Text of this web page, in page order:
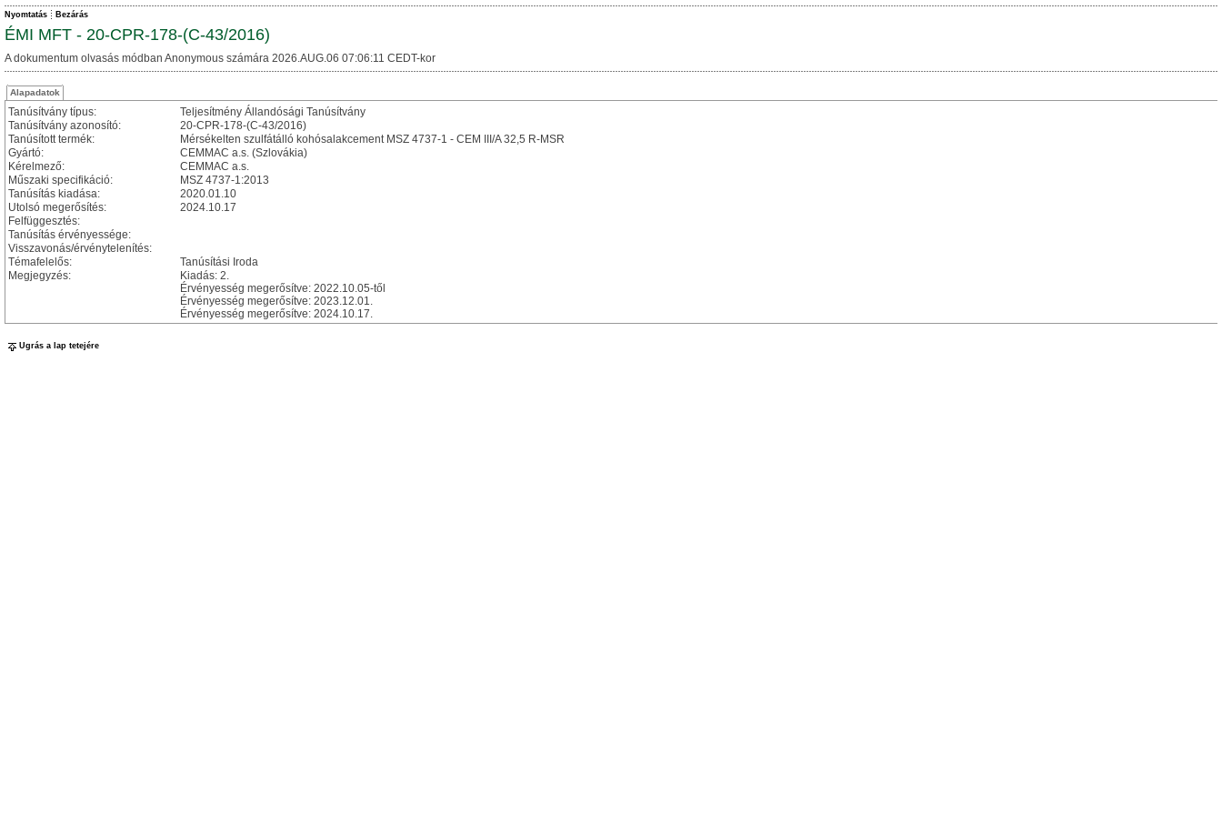
Nyomtatás Bezárás
ÉMI MFT - 20-CPR-178-(C-43/2016)
A dokumentum olvasás módban Anonymous számára 2026.AUG.06 07:06:11 CEDT-kor
Alapadatok
Tanúsítvány típus:
Teljesítmény Állandósági Tanúsítvány
Tanúsítvány azonosító:
20-CPR-178-(C-43/2016)
Tanúsított termék:
Mérsékelten szulfátálló kohósalakcement MSZ 4737-1 - CEM III/A 32,5 R-MSR
Gyártó:
CEMMAC a.s. (Szlovákia)
Kérelmező:
CEMMAC a.s.
Műszaki specifikáció:
MSZ 4737-1:2013
Tanúsítás kiadása:
2020.01.10
Utolsó megerősítés:
2024.10.17
Felfüggesztés:
Tanúsítás érvényessége:
Visszavonás/érvénytelenítés:
Témafelelős:
Tanúsítási Iroda
Megjegyzés:
Kiadás: 2.
Érvényesség megerősítve: 2022.10.05-től
Érvényesség megerősítve: 2023.12.01.
Érvényesség megerősítve: 2024.10.17.
Ugrás a lap tetejére